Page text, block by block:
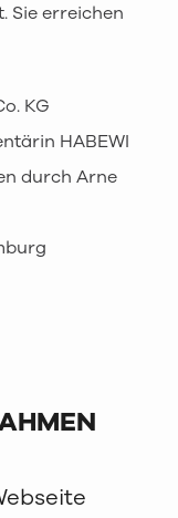
Sie erreichen
KG
HABEWI
durch Arne